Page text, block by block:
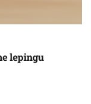
lepingu